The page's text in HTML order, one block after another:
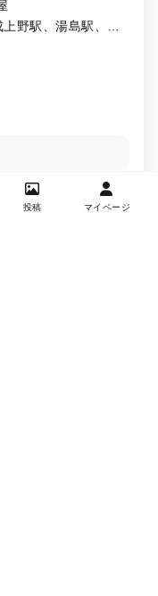
野駅、湯島駅、御
駅
投稿 マイページ